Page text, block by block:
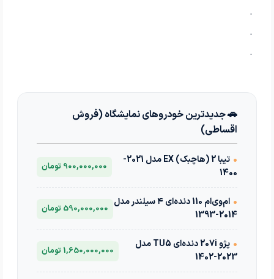
.
.
.
🚗 جدیدترین خودروهای نمایشگاه (فروش
اقساطی)
•
تیبا 2 (هاچبک) EX مدل 2021-
1400
900,000,000 تومان
•
ام‌وی‌ام 110 دنده‌ای ۴ سیلندر مدل
2014-1393
590,000,000 تومان
•
پژو 207i دنده‌ای TU5 مدل
2023-1402
1,650,000,000 تومان